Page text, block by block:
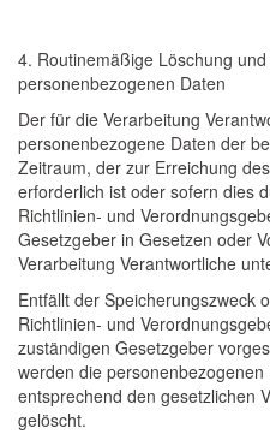
4. Routinemäßige Löschung
personenbezogenen Daten
Der für die Verarbeitung
personenbezogene Daten der
Zeitraum, der zur Erreichung
erforderlich ist oder sofern dies
Richtlinien- und
Gesetzgeber in Gesetzen oder
Verarbeitung Verantwortliche
Entfällt der Speicherungszweck
Richtlinien- und
zuständigen Gesetzgeber
werden die
entsprechend den gesetzlichen
gelöscht.